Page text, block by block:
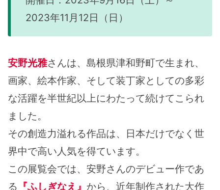
2023年11月12日（日）
安野光雅さんは、島根県津和野町で生まれ、
画家、絵本作家、そして装丁家としての多彩
な活躍を半世紀以上にわたって続けてこられ
ました。
その創造力溢れる作品は、日本だけでなく世
界中で高い人気を得ています。
この展覧会では、安野さんのデビュー作であ
る 『ふしぎなえ』 から、近年制作された大作